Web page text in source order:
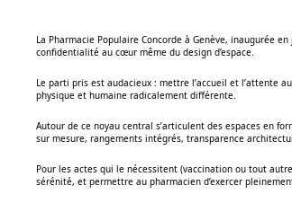
La Pharmacie Populaire Concorde à Genève, inaugurée
confidentialité au cœur même du design d’espace.
Le parti pris est audacieux : mettre l’accueil et l’attente
physique et humaine radicalement différente.
Autour de ce noyau central s’articulent des espaces en
sur mesure, rangements intégrés, transparence
Pour les actes qui le nécessitent (vaccination ou tout
sérénité, et permettre au pharmacien d’exercer